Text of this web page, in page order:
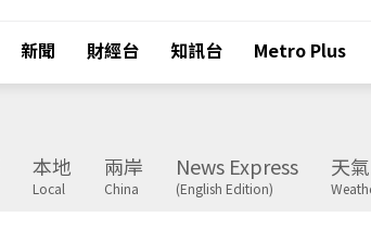
新聞 財經台 知訊台 Metro Plus
本地
Local
兩岸
China
News Express
(English Edition)
天氣